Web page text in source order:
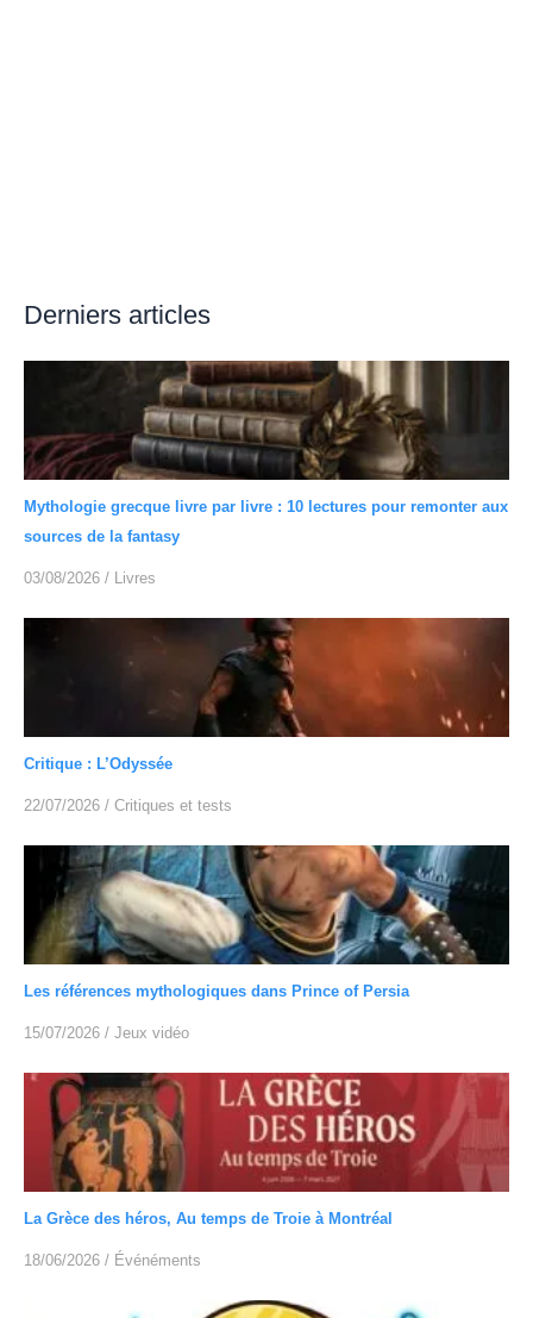
Derniers articles
Mythologie grecque livre par livre : 10 lectures pour remonter aux
sources de la fantasy
03/08/2026 / Livres
Critique : L’Odyssée
22/07/2026 / Critiques et tests
Les références mythologiques dans Prince of Persia
15/07/2026 / Jeux vidéo
La Grèce des héros, Au temps de Troie à Montréal
18/06/2026 / Événéments